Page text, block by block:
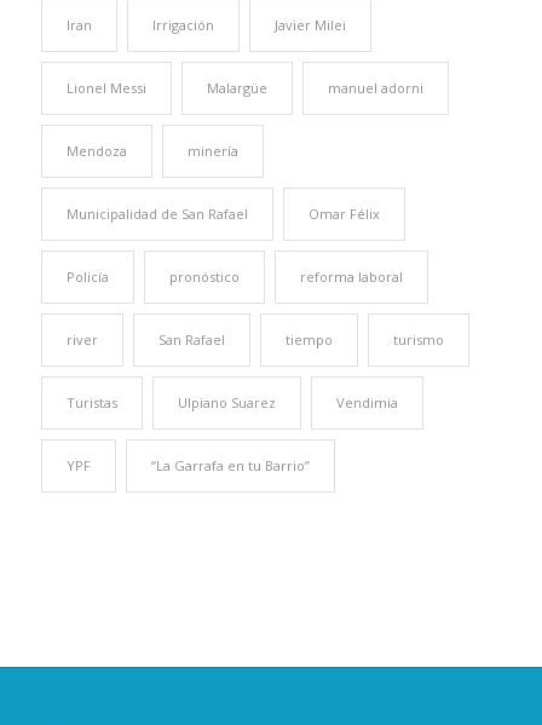
Iran Irrigación Javier Milei
Lionel Messi Malargüe manuel adorni
Mendoza minería
Municipalidad de San Rafael Omar Félix
Policía pronóstico reforma laboral
river San Rafael tiempo turismo
Turistas Ulpiano Suarez Vendimia
YPF “La Garrafa en tu Barrio”